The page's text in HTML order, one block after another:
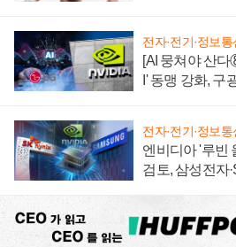
전자·전기·정보통
[AI 뭉쳐야 산
I' 동맹 강화, 구
전자·전기·정보통
엔비디아 '루빈
검토, 삼성전자